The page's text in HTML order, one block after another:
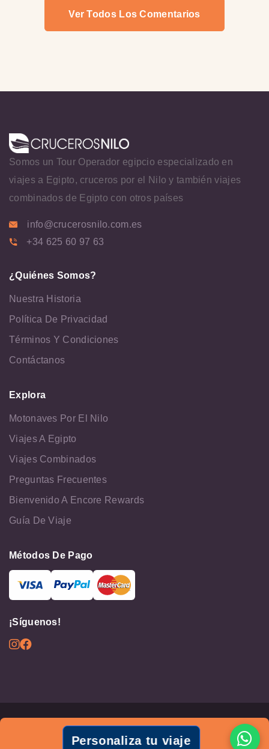
Personaliza tu viaje
Ver Todos Los Comentarios
Somos un Tour Operador egipcio especializado en
viajes a Egipto, cruceros por el Nilo y también viajes
combinados de Egipto con otros países
info@crucerosnilo.com.es
+34 625 60 97 63
¿Quiénes Somos?
Nuestra Historia
Política De Privacidad
Términos Y Condiciones
Contáctanos
Explora
Motonaves Por El Nilo
Viajes A Egipto
Viajes Combinados
Preguntas Frecuentes
Bienvenido A Encore Rewards
Guía De Viaje
Métodos De Pago
¡Síguenos!
© Todos los Derechos Reservados 2026 - Cruceros Nilo
Términos y condiciones Políticas de privacidad